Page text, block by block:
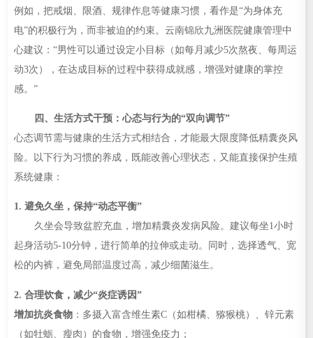
例如，把戒烟、限酒、规律作息等健康习惯，看作是“为身体充
电”的积极行为，而非被迫的约束。云南锦欣九洲医院健康管理中
心建议：“男性可以通过设定小目标（如每月减少5次熬夜、每周运
动3次），在达成目标的过程中获得成就感，增强对健康的掌控
感。”
四、生活方式干预：心态与行为的“双向调节”
心态调节需与健康的生活方式相结合，才能最大限度降低精囊炎风
险。以下行为习惯的养成，既能改善心理状态，又能直接保护生殖
系统健康：
1. 避免久坐，保持“动态平衡”
久坐会导致盆腔充血，增加精囊炎发病风险。建议每坐1小时
起身活动5-10分钟，进行简单的拉伸或走动。同时，选择透气、宽
松的内裤，避免局部温度过高，减少细菌滋生。
2. 合理饮食，减少“炎症诱因”
增加抗炎食物：多摄入富含维生素C（如柑橘、猕猴桃）、锌元素
（如牡蛎、瘦肉）的食物，增强免疫力；